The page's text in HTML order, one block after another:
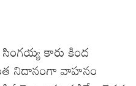
కారు కింద
నిదానంగా వాహనం